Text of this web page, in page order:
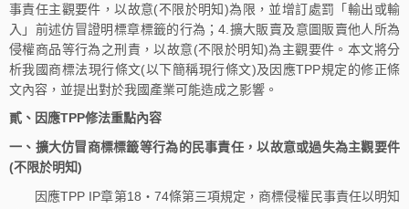
事責任主觀要件，以故意(不限於明知)為限，並增訂處罰「輸出或輸
入」前述仿冒證明標章標籤的行為；4.擴大販賣及意圖販賣他人所為
侵權商品等行為之刑責，以故意(不限於明知)為主觀要件。本文將分
析我國商標法現行條文(以下簡稱現行條文)及因應TPP規定的修正條
文內容，並提出對於我國產業可能造成之影響。
貳、因應TPP修法重點內容
一、擴大仿冒商標標籤等行為的民事責任，以故意或過失為主觀要件
(不限於明知)
因應TPP IP章第18‧74條第三項規定，商標侵權民事責任以明知